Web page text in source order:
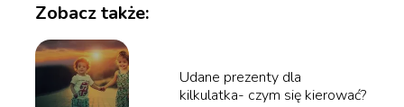
Zobacz także:
Udane prezenty dla
kilkulatka- czym się kierować?